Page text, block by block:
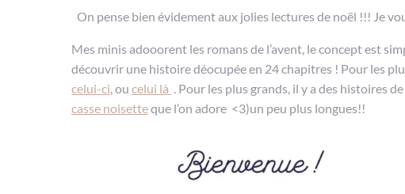
On pense bien évidement aux jolies lectures de noël !!! Je
Mes minis adooorent les romans de l’avent, le concept est
découvrir une histoire déocupée en 24 chapitres ! Pour les
celui-ci, ou celui là . Pour les plus grands, il y a des histoires
casse noisetteque l’on adore <3)un peu plus longues!!